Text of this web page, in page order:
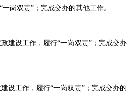
“一岗双责”；完成交办的其他工作。
建设工作，履行“一岗双责”；完成交办
设工作，履行“一岗双责”；完成交办的